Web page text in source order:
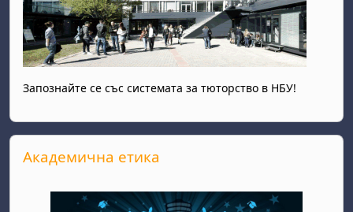
Запознайте се със системата за тюторство в НБУ!
Прескочи Академична етика
Академична етика